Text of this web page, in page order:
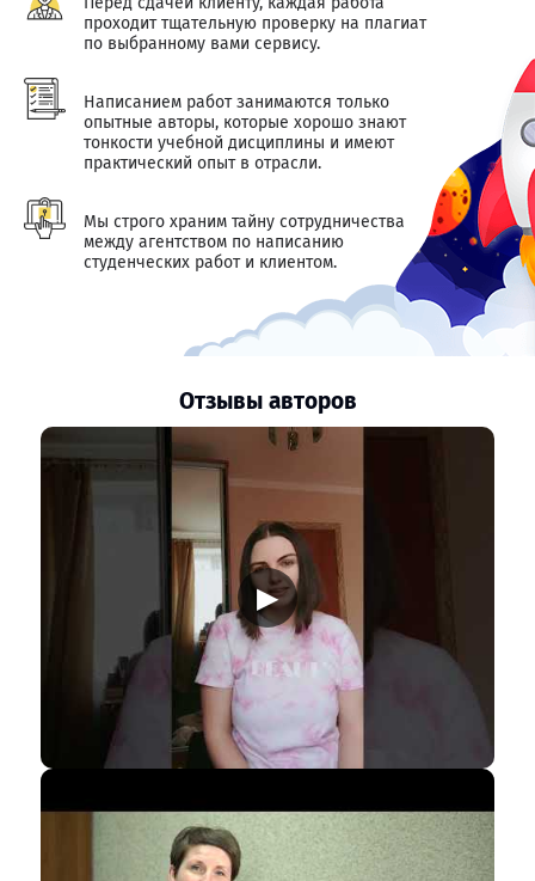
проходит тщательную проверку на плагиат
по выбранному вами сервису.
Написанием работ занимаются только
опытные авторы, которые хорошо знают
тонкости учебной дисциплины и имеют
практический опыт в отрасли.
Мы строго храним тайну сотрудничества
между агентством по написанию
студенческих работ и клиентом.
Отзывы авторов
▶